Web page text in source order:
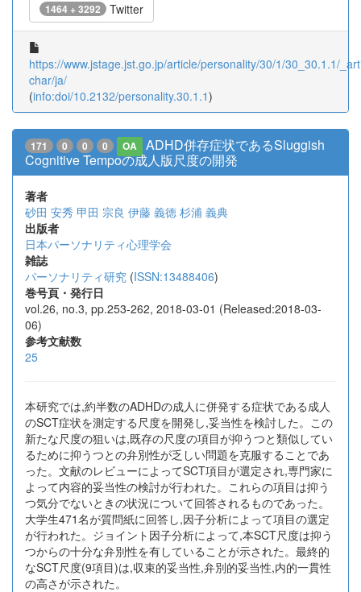
1464 + 3292 Twitter
https://www.jstage.jst.go.jp/article/personality/30/1/30_30.1.1/
char/ja/
(info:doi/10.2132/personality.30.1.1)
171 0 0 0 OA
ADHD併存症状であるSluggish
Cognitive Tempoの成人版尺度の開発
著者
砂田 安秀 甲田 宗良 伊藤 義徳 杉浦 義典
出版者
日本パーソナリティ心理学会
雑誌
パーソナリティ研究 (ISSN:13488406)
巻号頁・発行日
vol.26, no.3, pp.253-262, 2018-03-01 (Released:2018-03-
06)
参考文献数
25
本研究では,約半数のADHDの成人に併発する症状である成人
のSCT症状を測定する尺度を開発し,妥当性を検討した。この
新たな尺度の狙いは,既存の尺度の項目が抑うつと類似してい
るために抑うつとの弁別性が乏しい問題を克服することであ
った。文献のレビューによってSCT項目が選定され,専門家に
よって内容的妥当性の検討が行われた。これらの項目は抑う
つ気分でないときの状況について回答されるものであった。
大学生471名が質問紙に回答し,因子分析によって項目の選定
が行われた。ジョイント因子分析によって,本SCT尺度は抑う
つからの十分な弁別性を有していることが示された。最終的
なSCT尺度(9項目)は,収束的妥当性,弁別的妥当性,内的一貫性
の高さが示された。